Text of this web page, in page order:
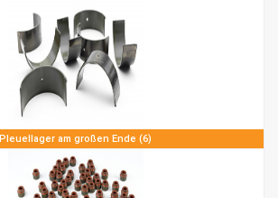
Pleuellager am großen Ende (6)